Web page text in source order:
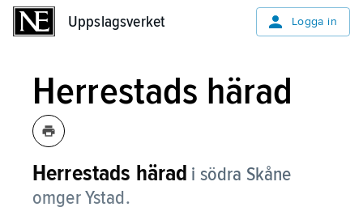
Uppslagsverket Logga in
Herrestads härad
Herrestads härad i södra Skåne
omger Ystad.